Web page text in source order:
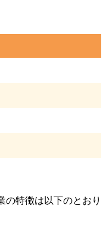
の特徴は以下のとおり